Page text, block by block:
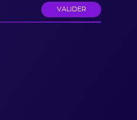
VALIDER